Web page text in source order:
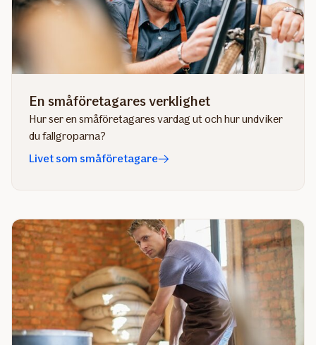
En småföretagares verklighet
Hur ser en småföretagares vardag ut och hur undviker
du fallgroparna?
Livet som småföretagare